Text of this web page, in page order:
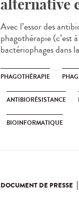
alternative
Avec l’essor des
phagothérapie (c’est
bactériophages dans
PHAGOTHÉRAPIE
ANTIBIORÉSISTANCE
BIOINFORMATIQUE
DOCUMENT DE PRESSE